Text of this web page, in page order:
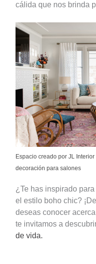
cálida que nos brinda
Espacio creado por JL
decoración para salones
¿Te has inspirado
el estilo boho chic?
deseas conocer
te invitamos a
de vida.